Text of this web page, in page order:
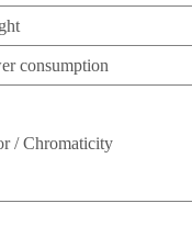
consumption
/ Chromaticity